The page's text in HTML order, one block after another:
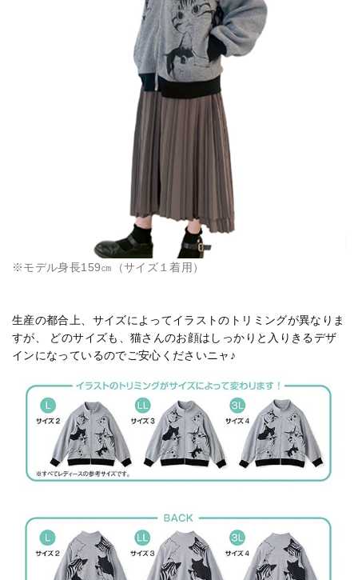
※モデル身長159㎝（サイズ１着用）
生産の都合上、サイズによってイラストのトリミングが異なりま
すが、 どのサイズも、猫さんのお顔はしっかりと入りきるデザ
インになっているのでご安心くださいニャ♪